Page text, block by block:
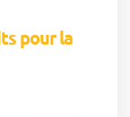
pour la